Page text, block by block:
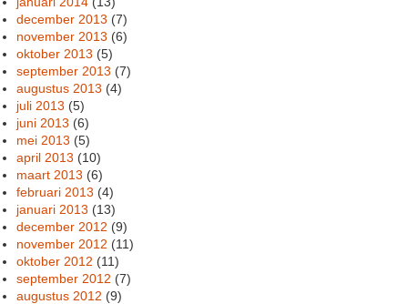
december 2013 (7)
november 2013 (6)
oktober 2013 (5)
september 2013 (7)
augustus 2013 (4)
juli 2013 (5)
juni 2013 (6)
mei 2013 (5)
april 2013 (10)
maart 2013 (6)
februari 2013 (4)
januari 2013 (13)
december 2012 (9)
november 2012 (11)
oktober 2012 (11)
september 2012 (7)
augustus 2012 (9)